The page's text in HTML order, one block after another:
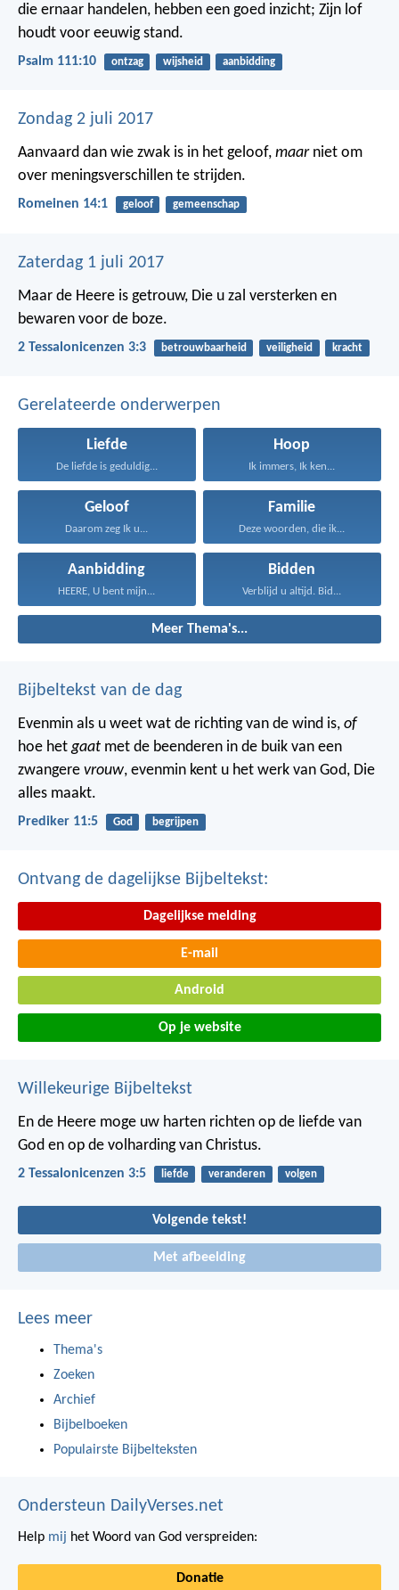
die ernaar handelen, hebben een goed inzicht; Zijn lof
houdt voor eeuwig stand.
Psalm 111:10 ontzag wijsheid aanbidding
Zondag 2 juli 2017
Aanvaard dan wie zwak is in het geloof, maarniet om
over meningsverschillen te strijden.
Romeinen 14:1 geloof gemeenschap
Zaterdag 1 juli 2017
Maar de Heere is getrouw, Die u zal versterken en
bewaren voor de boze.
2 Tessalonicenzen 3:3 betrouwbaarheid veiligheid kracht
Gerelateerde onderwerpen
Liefde
De liefde is geduldig...
Hoop
Ik immers, Ik ken...
Geloof
Daarom zeg Ik u...
Familie
Deze woorden, die ik...
Aanbidding
HEERE, U bent mijn...
Bidden
Verblijd u altijd. Bid...
Meer Thema's...
Bijbeltekst van de dag
Evenmin als u weet wat de richting van de wind is, of
hoe hetgaat met de beenderen in de buik van een
zwangere vrouw, evenmin kent u het werk van God, Die
alles maakt.
Prediker 11:5 God begrijpen
Ontvang de dagelijkse Bijbeltekst:
Dagelijkse melding
E-mail
Android
Op je website
Willekeurige Bijbeltekst
En de Heere moge uw harten richten op de liefde van
God en op de volharding van Christus.
2 Tessalonicenzen 3:5 liefde veranderen volgen
Volgende tekst!
Met afbeelding
Lees meer
Thema's
Zoeken
Archief
Bijbelboeken
Populairste Bijbelteksten
Ondersteun DailyVerses.net
Help mij het Woord van God verspreiden:
Donatie